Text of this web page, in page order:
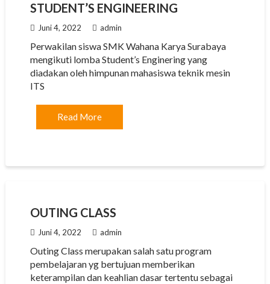
STUDENT’S ENGINEERING
Juni 4, 2022 admin
Perwakilan siswa SMK Wahana Karya Surabaya
mengikuti lomba Student’s Enginering yang
diadakan oleh himpunan mahasiswa teknik mesin
ITS
Read More
OUTING CLASS
Juni 4, 2022 admin
Outing Class merupakan salah satu program
pembelajaran yg bertujuan memberikan
keterampilan dan keahlian dasar tertentu sebagai